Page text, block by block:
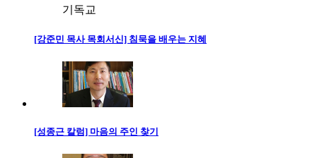
기독교
[강준민 목사 목회서신] 침묵을 배우는 지혜
[성종근 칼럼] 마음의 주인 찾기